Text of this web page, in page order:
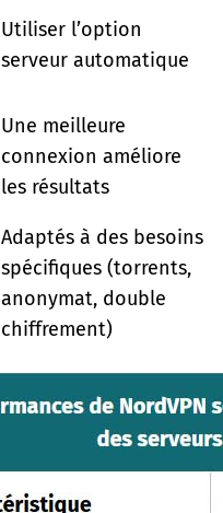
Utiliser l’option
serveur automatique
Une meilleure
connexion améliore
les résultats
Adaptés à des besoins
spécifiques (torrents,
anonymat, double
chiffrement)